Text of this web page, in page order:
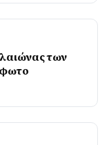
των
– φωτο